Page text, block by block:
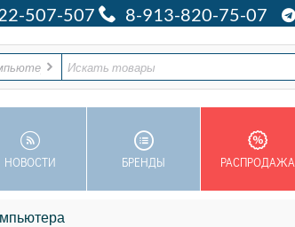
507-507 8-913-820-75-07
НОВОСТИ БРЕНДЫ РАСПРОДАЖА